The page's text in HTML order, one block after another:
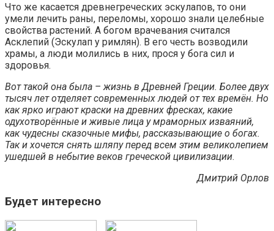
Что же касается древнегреческих эскулапов, то они
умели лечить раны, переломы, хорошо знали целебные
свойства растений. А богом врачевания считался
Асклепий (Эскулап у римлян). В его честь возводили
храмы, а люди молились в них, прося у бога сил и
здоровья.
Вот такой она была – жизнь в Древней Греции. Более двух
тысяч лет отделяет современных людей от тех времён. Но
как ярко играют краски на древних фресках, какие
одухотворённые и живые лица у мраморных изваяний,
как чудесны сказочные мифы, рассказывающие о богах.
Так и хочется снять шляпу перед всем этим великолепием
ушедшей в небытие веков греческой цивилизации.
Дмитрий Орлов
Будет интересно